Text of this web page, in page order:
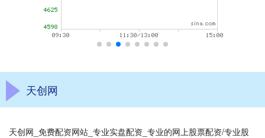
天创网
天创网_免费配资网站_专业实盘配资_专业的网上股票配资/专业股